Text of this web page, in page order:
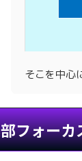
そこを中心
フォーカ